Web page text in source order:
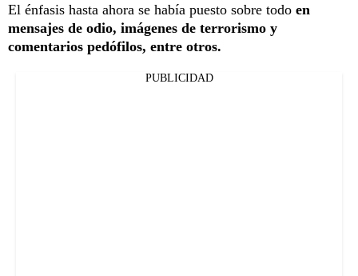
El énfasis hasta ahora se había puesto sobre todo en
mensajes de odio, imágenes de terrorismo y
comentarios pedófilos, entre otros.
PUBLICIDAD